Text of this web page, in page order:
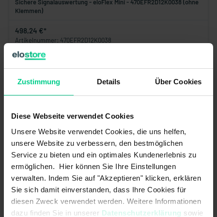
Zustimmung Details Über Cookies
Diese Webseite verwendet Cookies
Unsere Website verwendet Cookies, die uns helfen,
unsere Website zu verbessern, den bestmöglichen
Service zu bieten und ein optimales Kundenerlebnis zu
ermöglichen. Hier können Sie Ihre Einstellungen
verwalten. Indem Sie auf "Akzeptieren" klicken, erklären
Sie sich damit einverstanden, dass Ihre Cookies für
diesen Zweck verwendet werden. Weitere Informationen
dazu finden Sie in unserer Datenschutzerklärung sowie
Sichere Signalauswertung - eloFlex Mini - 470EFR2D12K0038 (ohne
Klemmen)
498,24 €*
Artikelnummer: 470EFR2D12K0038
verfügbar (6 Stk.), Lieferzeit 1-3 Tage